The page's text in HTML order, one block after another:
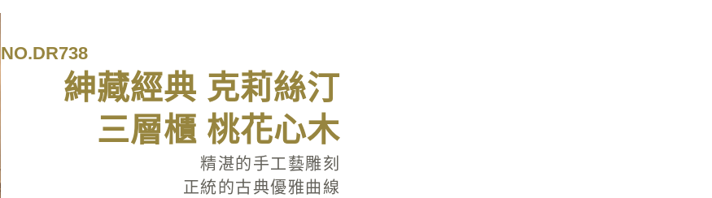
NO.DR738
紳藏經典​​ 克莉絲汀
三層櫃 桃花心木
精湛的手工藝雕刻
正統的古典優雅曲線